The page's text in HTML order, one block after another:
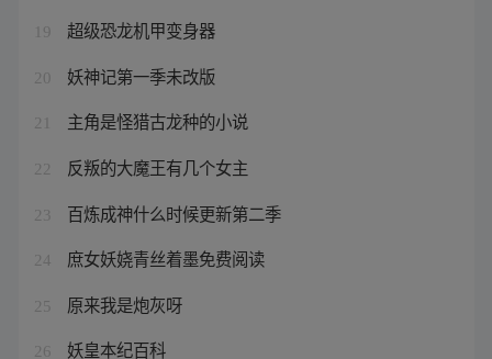
19 超级恐龙机甲变身器
20 妖神记第一季未改版
21 主角是怪猎古龙种的小说
22 反叛的大魔王有几个女主
23 百炼成神什么时候更新第二季
24 庶女妖娆青丝着墨免费阅读
25 原来我是炮灰呀
26 妖皇本纪百科